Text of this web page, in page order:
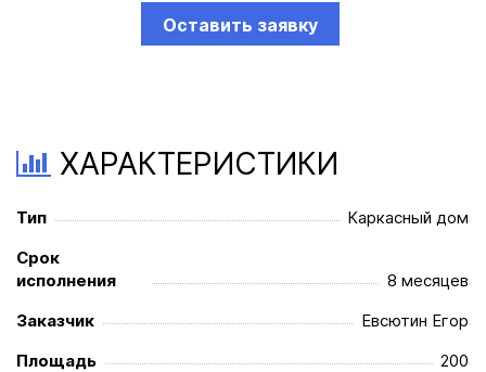
Оставить заявку
ХАРАКТЕРИСТИКИ
Тип
Каркасный дом
Срок
исполнения
8 месяцев
Заказчик
Евсютин Егор
Площадь
200